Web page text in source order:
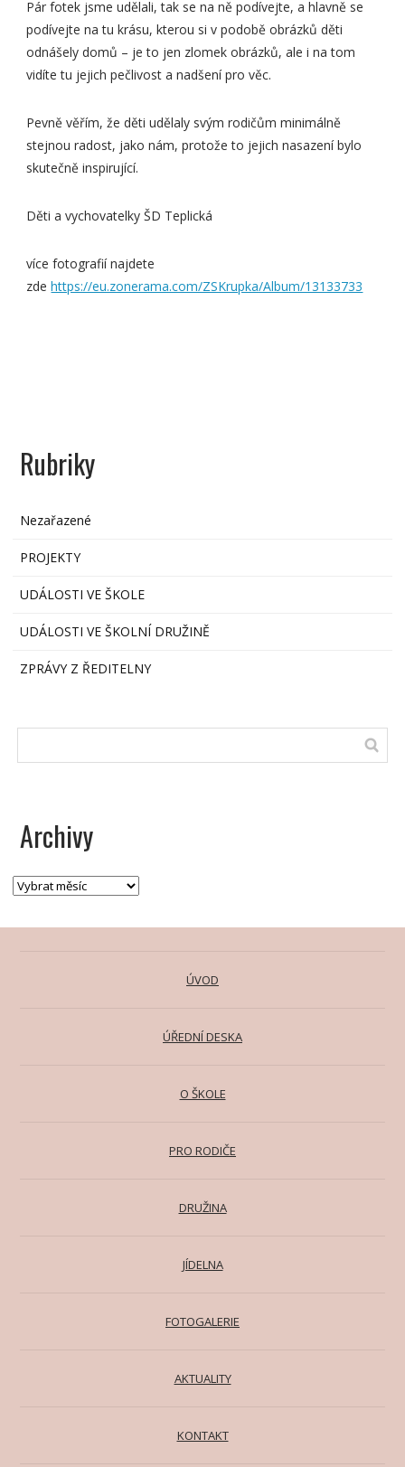
Pár fotek jsme udělali, tak se na ně podívejte, a hlavně se
podívejte na tu krásu, kterou si v podobě obrázků děti
odnášely domů – je to jen zlomek obrázků, ale i na tom
vidíte tu jejich pečlivost a nadšení pro věc.
Pevně věřím, že děti udělaly svým rodičům minimálně
stejnou radost, jako nám, protože to jejich nasazení bylo
skutečně inspirující.
Děti a vychovatelky ŠD Teplická
více fotografií najdete
zdehttps://eu.zonerama.com/ZSKrupka/Album/13133733
Rubriky
Nezařazené
PROJEKTY
UDÁLOSTI VE ŠKOLE
UDÁLOSTI VE ŠKOLNÍ DRUŽINĚ
ZPRÁVY Z ŘEDITELNY
Archivy
ÚVOD
ÚŘEDNÍ DESKA
O ŠKOLE
PRO RODIČE
DRUŽINA
JÍDELNA
FOTOGALERIE
AKTUALITY
KONTAKT